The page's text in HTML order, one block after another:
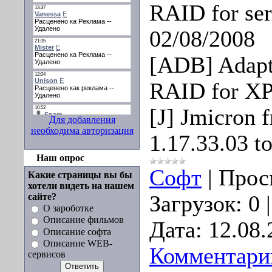
Для добавления
необходима авторизация
Наш опрос
Какие страницы вы бы
хотели видеть на нашем
сайте?
О зароботке
Описание фильмов
Описание софта
Описание WEB-
сервисов
RAID for
02/08/2008
[ADB]
RAID for
[J] Jmicron
1.17.33.03
Софт |
Загрузок: 0
Дата: